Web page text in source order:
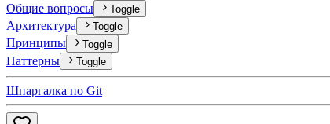
Общие вопросы Toggle
Архитектура Toggle
Принципы Toggle
Паттерны Toggle
Шпаргалка по Git